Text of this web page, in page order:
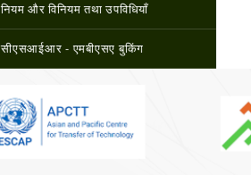
नियम और विनियम तथा उपविधियाँ
सीएसआईआर - एमबीएसए बुकिंग